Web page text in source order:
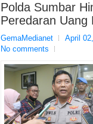
Polda Sumbar
Peredaran Uang
GemaMedianet April
No comments